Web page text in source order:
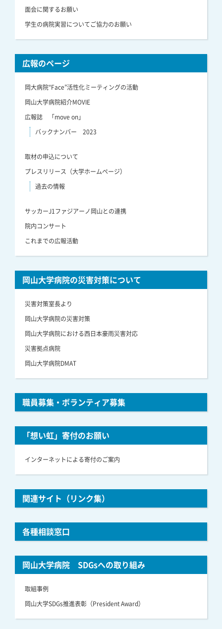
面会に関するお願い
学生の病院実習についてご協力のお願い
広報のページ
岡大病院“Face”活性化ミーティングの活動
岡山大学病院紹介MOVIE
広報誌 「move on」
バックナンバー 2023
取材の申込について
プレスリリース（大学ホームページ）
過去の情報
サッカーJ1ファジアーノ岡山との連携
院内コンサート
これまでの広報活動
岡山大学病院の災害対策について
災害対策室長より
岡山大学病院の災害対策
岡山大学病院における西日本豪雨災害対応
災害拠点病院
岡山大学病院DMAT
職員募集・ボランティア募集
「想い虹」寄付のお願い
インターネットによる寄付のご案内
関連サイト（リンク集）
各種相談窓口
岡山大学病院 SDGsへの取り組み
取組事例
岡山大学SDGs推進表彰（President Award）